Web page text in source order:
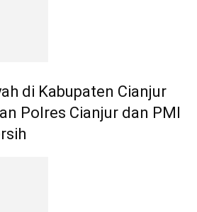
di Kabupaten Cianjur
Polres Cianjur dan PMI